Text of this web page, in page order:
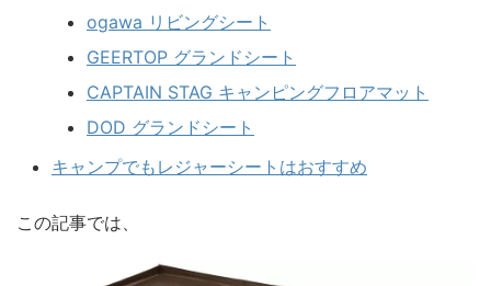
ogawa リビングシート
GEERTOP グランドシート
CAPTAIN STAG キャンピングフロアマット
DOD グランドシート
キャンプでもレジャーシートはおすすめ
この記事では、